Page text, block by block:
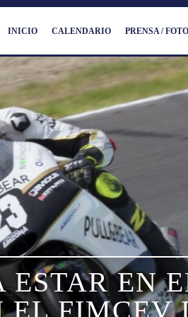
INICIO CALENDARIO PRENSA /
ESTAR EN
EL FIMCEV